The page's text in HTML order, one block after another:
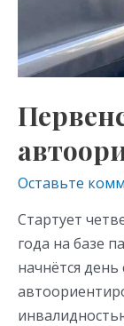
Оставьте
Стартует
года на базе
начнётся